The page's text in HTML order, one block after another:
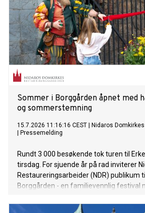
Sommer i Borggården åpnet med
og sommerstemning
15.7.2026 11:16:16 CEST
Nidaros
Pressemelding
Rundt 3 000 besøkende tok turen til
tirsdag. For sjuende år på rad inviterer
Restaureringsarbeider (NDR) publikum
Borggården - en familievennlig festival